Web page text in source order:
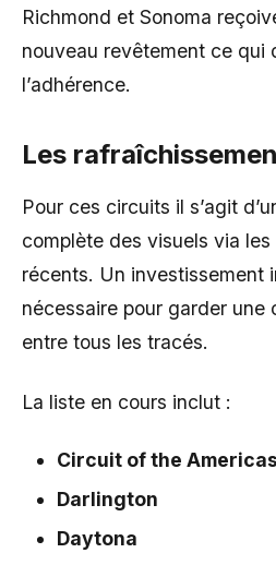
Richmond et Sonoma
nouveau revêtement ce qui
l’adhérence.
Les
Pour ces circuits il s’agit
complète des visuels via les
récents. Un investissement
nécessaire pour garder une
entre tous les tracés.
La liste en cours inclut :
Circuit of the Americas
Darlington
Daytona